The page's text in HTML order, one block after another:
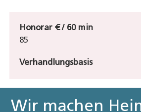
Honorar € / 60 min
85
Verhandlungsbasis
Wir machen